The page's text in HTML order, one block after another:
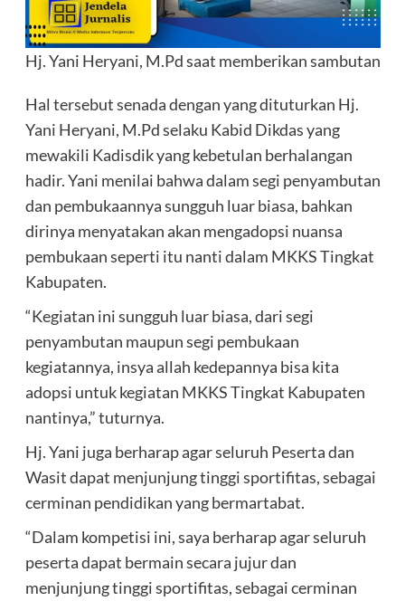
Hj. Yani Heryani, M.Pd saat memberikan sambutan
Hal tersebut senada dengan yang dituturkan Hj.
Yani Heryani, M.Pd selaku Kabid Dikdas yang
mewakili Kadisdik yang kebetulan berhalangan
hadir. Yani menilai bahwa dalam segi penyambutan
dan pembukaannya sungguh luar biasa, bahkan
dirinya menyatakan akan mengadopsi nuansa
pembukaan seperti itu nanti dalam MKKS Tingkat
Kabupaten.
“Kegiatan ini sungguh luar biasa, dari segi
penyambutan maupun segi pembukaan
kegiatannya, insya allah kedepannya bisa kita
adopsi untuk kegiatan MKKS Tingkat Kabupaten
nantinya,” tuturnya.
Hj. Yani juga berharap agar seluruh Peserta dan
Wasit dapat menjunjung tinggi sportifitas, sebagai
cerminan pendidikan yang bermartabat.
“Dalam kompetisi ini, saya berharap agar seluruh
peserta dapat bermain secara jujur dan
menjunjung tinggi sportifitas, sebagai cerminan